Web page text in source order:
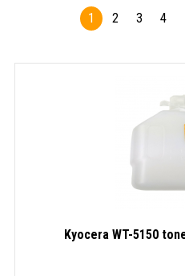
1 2 3 4
Kyocera WT-5150